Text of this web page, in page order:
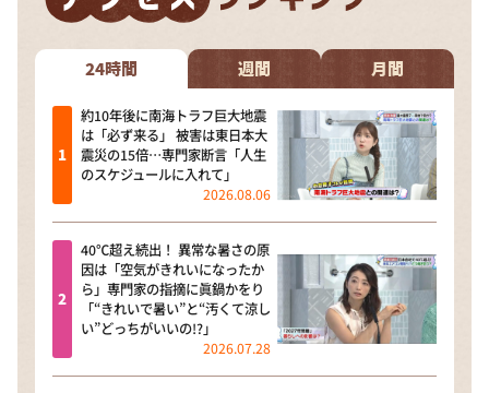
24時間 週間 月間
約10年後に南海トラフ巨大地震
は「必ず来る」 被害は東日本大
震災の15倍…専門家断言「人生
のスケジュールに入れて」
2026.08.06
40℃超え続出！ 異常な暑さの原
因は「空気がきれいになったか
ら」専門家の指摘に眞鍋かをり
「“きれいで暑い”と“汚くて涼し
い”どっちがいいの!?」
2026.07.28